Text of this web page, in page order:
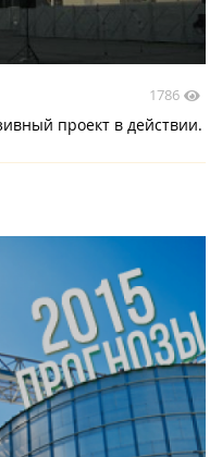
1786
проект в действии.